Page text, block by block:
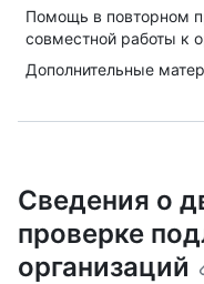
Помощь в повторном
совместной работы к
Дополнительные
Сведения о
проверке
организаций